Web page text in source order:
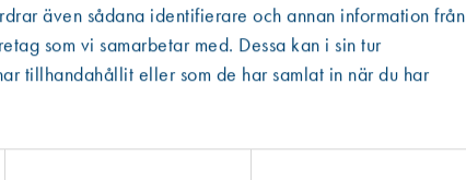
även sådana identifierare och annan information från
som vi samarbetar med. Dessa kan i sin tur
tillhandahållit eller som de har samlat in när du har
Hitta hit